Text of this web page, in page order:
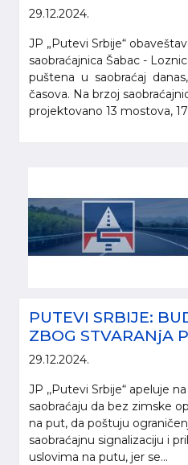
29.12.2024.
JP „Putevi Srbije“
saobraćajnica Šabac -
puštena u saobraćaj
časova. Na brzoj
projektovano 13 mostova,
PUTEVI SRBIJE:
ZBOG STVARANjA
29.12.2024.
JP ,,Putevi Srbije“ apeluje
saobraćaju da bez zimske
na put, da poštuju
saobraćajnu signalizaciju i
uslovima na putu, jer se...